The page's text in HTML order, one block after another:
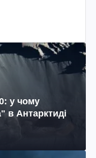
у чому
в Антарктиді